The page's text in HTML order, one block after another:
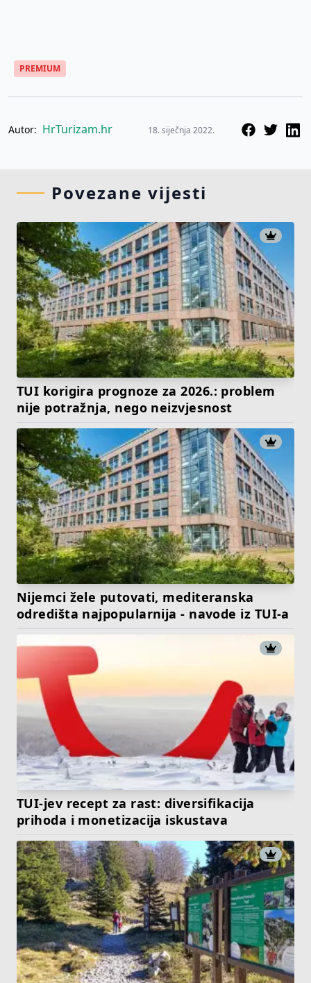
PREMIUM
Autor: HrTurizam.hr 18. siječnja 2022.
Povezane vijesti
TUI korigira prognoze za 2026.: problem
nije potražnja, nego neizvjesnost
Nijemci žele putovati, mediteranska
odredišta najpopularnija - navode iz TUI-a
TUI-jev recept za rast: diversifikacija
prihoda i monetizacija iskustava